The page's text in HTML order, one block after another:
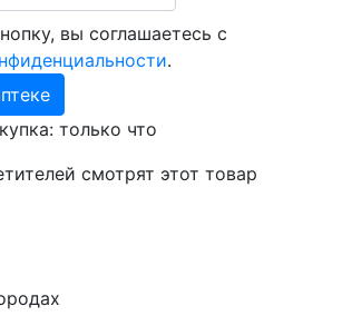
вы соглашаетесь с
.
только что
смотрят этот товар